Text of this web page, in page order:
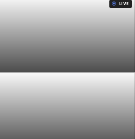
LIVE